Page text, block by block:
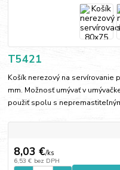
T5421
Košík nerezový na servírovanie
mm. Možnosť umývať v
použiť spolu s
8,03 €/ks
6,53 € bez DPH